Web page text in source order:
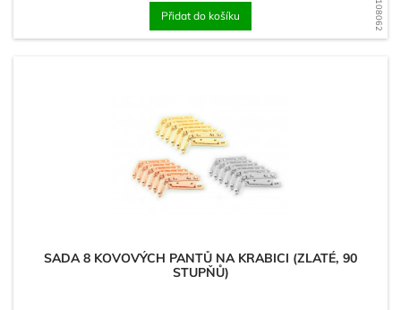
Přidat do košíku
SADA 8 KOVOVÝCH PANTŮ NA KRABICI (ZLATÉ, 90
STUPŇŮ)